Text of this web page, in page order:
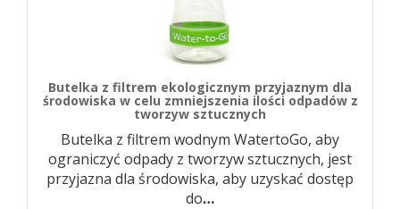
Butelka z filtrem ekologicznym przyjaznym dla
środowiska w celu zmniejszenia ilości odpadów z
tworzyw sztucznych
Butelka z filtrem wodnym WatertoGo, aby
ograniczyć odpady z tworzyw sztucznych, jest
przyjazna dla środowiska, aby uzyskać dostęp
do…